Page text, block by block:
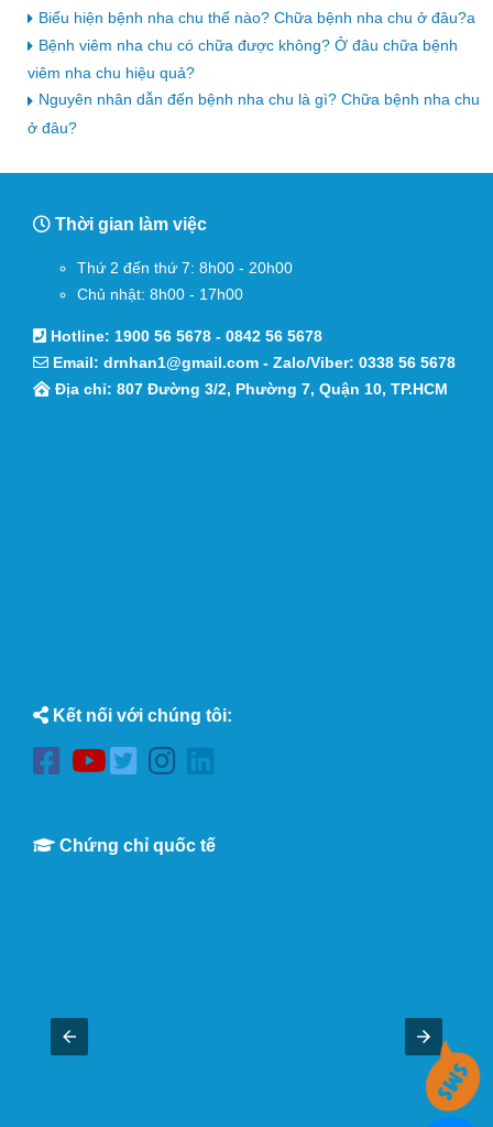
Biểu hiện bệnh nha chu thế nào? Chữa bệnh nha chu ở đâu?a
Bệnh viêm nha chu có chữa được không? Ở đâu chữa bệnh
viêm nha chu hiệu quả?
Nguyên nhân dẫn đến bệnh nha chu là gì? Chữa bệnh nha chu
ở đâu?
Thời gian làm việc
Thứ 2 đến thứ 7: 8h00 - 20h00
Chủ nhật: 8h00 - 17h00
Hotline: 1900 56 5678 - 0842 56 5678
Email: drnhan1@gmail.com - Zalo/Viber: 0338 56 5678
Địa chỉ: 807 Đường 3/2, Phường 7, Quận 10, TP.HCM
Kết nối với chúng tôi:
Chứng chỉ quốc tế